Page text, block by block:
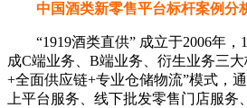
中国酒类新零售平台标杆案例
“1919酒类直供” 成立于2006年，
成C端业务、B端业务、衍生业务三
+全面供应链+专业仓储物流”模式，
上平台服务、线下批发零售门店服